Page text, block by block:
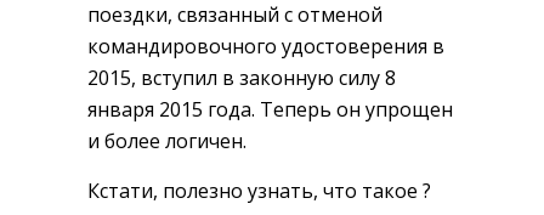
поездки, связанный с отменой
командировочного удостоверения в
2015, вступил в законную силу 8
января 2015 года. Теперь он упрощен
и более логичен.
Кстати, полезно узнать, что такое ?